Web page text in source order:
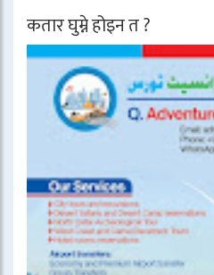
कतार घुम्ने होइन त ?